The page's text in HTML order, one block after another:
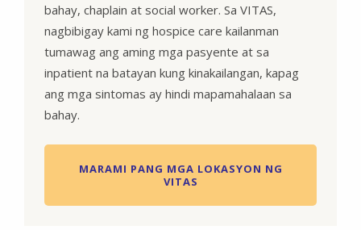
bahay, chaplain at social worker. Sa VITAS,
nagbibigay kami ng hospice care kailanman
tumawag ang aming mga pasyente at sa
inpatient na batayan kung kinakailangan, kapag
ang mga sintomas ay hindi mapamahalaan sa
bahay.
MARAMI PANG MGA LOKASYON NG
VITAS